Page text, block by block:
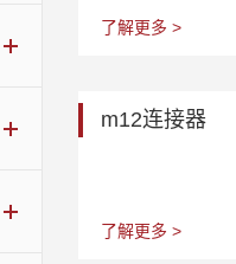
了解更多 >
m12连接器
了解更多 >